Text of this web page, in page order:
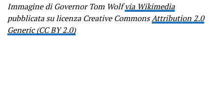
Immagine di Governor Tom Wolfvia Wikimedia
pubblicata su licenza Creative CommonsAttribution 2.0
Generic (CC BY 2.0)